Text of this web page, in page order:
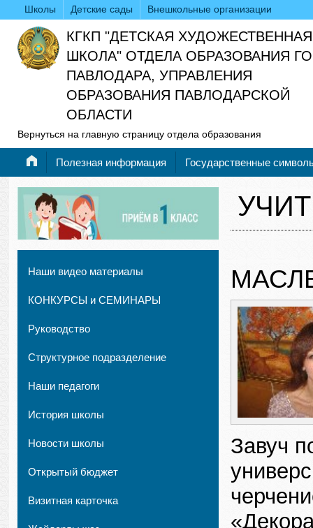
Школы Детские сады Внешкольные организации
КГКП "ДЕТСКАЯ ХУДОЖЕСТВЕННАЯ
ШКОЛА" ОТДЕЛА ОБРАЗОВАНИЯ
ПАВЛОДАРА, УПРАВЛЕНИЯ
ОБРАЗОВАНИЯ ПАВЛОДАРСКОЙ
ОБЛАСТИ
Вернуться на главную страницу отдела образования
Полезная информация Государственные
Наши видео материалы
КОНКУРСЫ и СЕМИНАРЫ
Руководство
Структурное подразделение
Наши педагоги
История школы
Новости школы
Открытый бюджет
Визитная карточка
Завуч